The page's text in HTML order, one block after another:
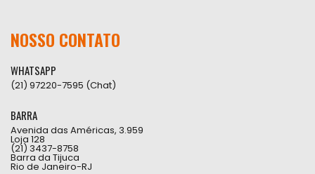
NOSSO CONTATO
WHATSAPP
(21) 97220-7595 (Chat)
BARRA
Avenida das Américas, 3.959
Loja 128
(21) 3437-8758
Barra da Tijuca
Rio de Janeiro-RJ